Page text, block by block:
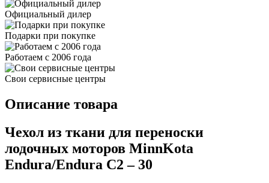
Официальный дилер
Подарки при покупке
Работаем с 2006 года
Свои сервисные центры
Описание товара
Чехол из ткани для переноски
лодочных моторов MinnKota
Endura/Endura C2 – 30